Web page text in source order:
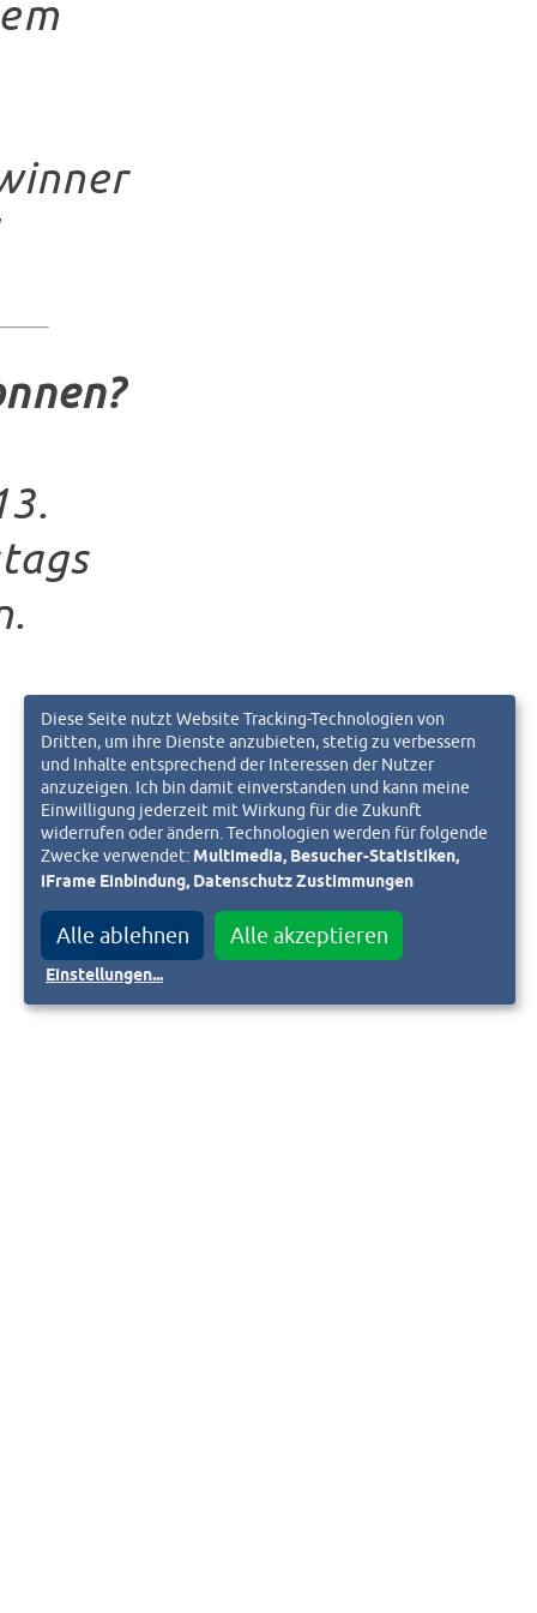
Diese Seite nutzt Website Tracking-Technologien von
Dritten, um ihre Dienste anzubieten, stetig zu verbessern
und Inhalte entsprechend der Interessen der Nutzer
anzuzeigen. Ich bin damit einverstanden und kann meine
Einwilligung jederzeit mit Wirkung für die Zukunft
widerrufen oder ändern. Technologien werden für folgende
Zwecke verwendet:Multimedia, Besucher-Statistiken,
iFrame Einbindung, Datenschutz Zustimmungen
Alle ablehnen Alle akzeptieren
Einstellungen...